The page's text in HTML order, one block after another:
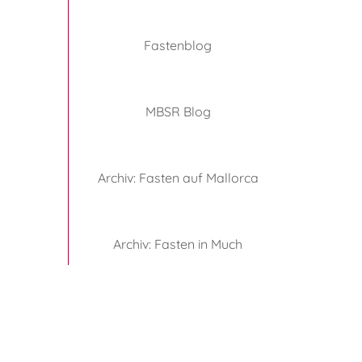
Fastenblog
MBSR Blog
Archiv: Fasten auf Mallorca
Archiv: Fasten in Much